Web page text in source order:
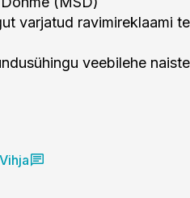
varjatud ravimireklaami
veebilehe
Vihja